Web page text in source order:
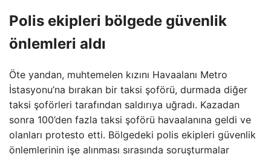
Polis ekipleri bölgede güvenlik
önlemleri aldı
Öte yandan, muhtemelen kızını Havaalanı Metro
İstasyonu’na bırakan bir taksi şoförü, durmada diğer
taksi şoförleri tarafından saldırıya uğradı. Kazadan
sonra 100’den fazla taksi şoförü havaalanına geldi ve
olanları protesto etti. Bölgedeki polis ekipleri güvenlik
önlemlerinin işe alınması sırasında soruşturmalar